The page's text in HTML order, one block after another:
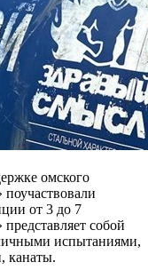
омского
от 3 до 7
собой
испытаниями,
канаты.